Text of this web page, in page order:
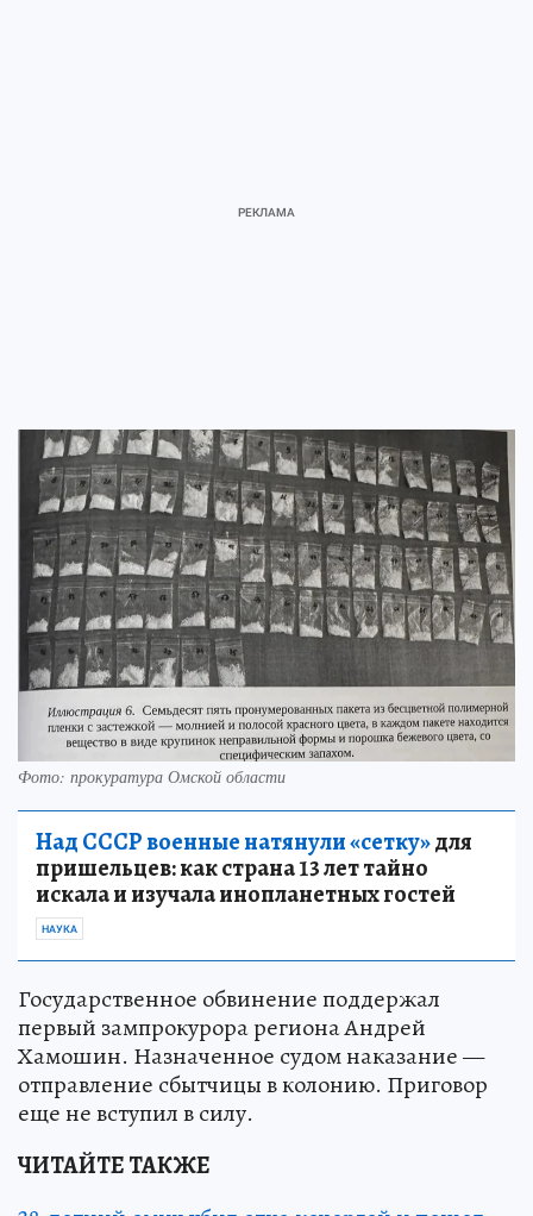
Фото: прокуратура Омской области
Над СССР военные натянули «сетку»для
пришельцев: как страна 13 лет тайно
искала и изучала инопланетных гостей
НАУКА
Государственное обвинение поддержал
первый зампрокурора региона Андрей
Хамошин. Назначенное судом наказание —
отправление сбытчицы в колонию. Приговор
еще не вступил в силу.
ЧИТАЙТЕ ТАКЖЕ